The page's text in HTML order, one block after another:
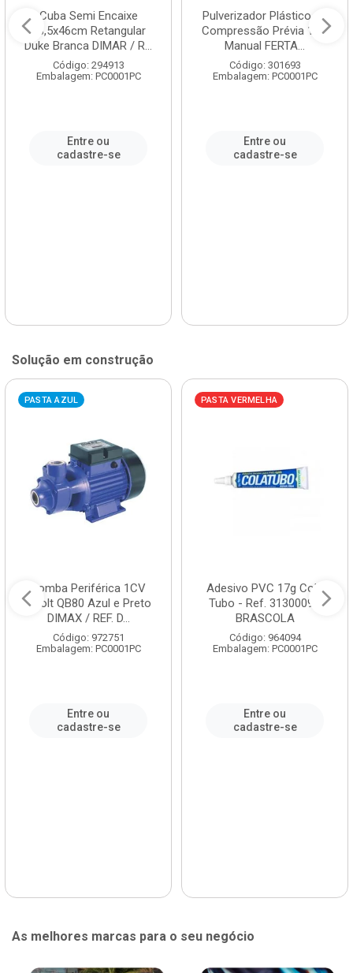
Cuba Semi Encaixe
58,5x46cm Retangular
Duke Branca DIMAR / R...
Código: 294913
Embalagem: PC0001PC
Entre ou
cadastre-se
Pulverizador Plástico de
Compressão Prévia 1,5L
Manual FERTA...
Código: 301693
Embalagem: PC0001PC
Entre ou
cadastre-se
Solução em construção
PASTA AZUL
Bomba Periférica 1CV
Bivolt QB80 Azul e Preto
DIMAX / REF. D...
Código: 972751
Embalagem: PC0001PC
Entre ou
cadastre-se
PASTA VERMELHA
Adesivo PVC 17g Cola
Tubo - Ref. 3130009 -
BRASCOLA
Código: 964094
Embalagem: PC0001PC
Entre ou
cadastre-se
As melhores marcas para o seu negócio